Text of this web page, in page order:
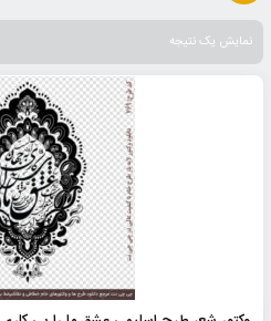
نمایش یک نتیجه